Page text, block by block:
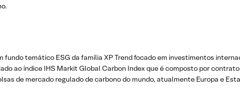
fundo temático ESG da família XP Trend focado em investimentos
ao índice IHS Markit Global Carbon Index que é composto por
de mercado regulado de carbono do mundo, atualmente Europa e